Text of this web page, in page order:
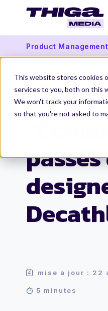
This website stores cookies
services to you, both on this
We won't track your
so that you're not asked to
Product Management
Thiga Media Product
passés
mise à jour : 22
5 minutes